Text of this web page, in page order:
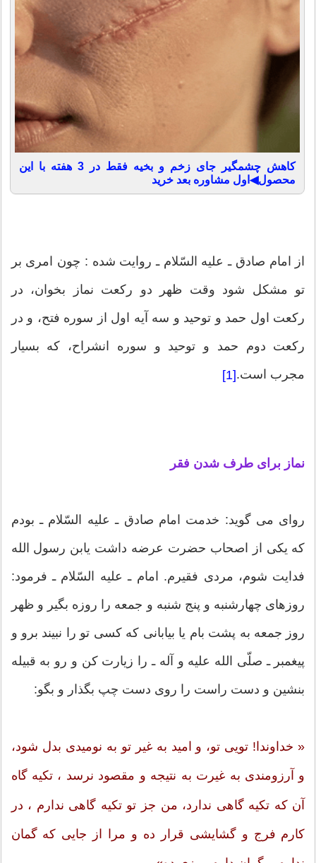
کاهش چشمگیر جای زخم و بخیه فقط در 3 هفته با این
محصول◀اول مشاوره بعد خرید
از امام صادق ـ علیه السّلام ـ روایت شده : چون امری بر
تو مشكل شود وقت ظهر دو ركعت نماز بخوان، در
ركعت اول حمد و توحید و سه آیه اول از سوره فتح، و در
ركعت دوم حمد و توحید و سوره انشراح، كه بسیار
مجرب است.[1]
نماز برای طرف شدن فقر
روای می گوید: خدمت امام صادق ـ علیه السّلام ـ بودم
كه یكی از اصحاب حضرت عرضه داشت یابن رسول الله
فدایت شوم، مردی فقیرم. امام ـ علیه السّلام ـ فرمود:
روزهای چهارشنبه و پنج شنبه و جمعه را روزه بگیر و ظهر
روز جمعه به پشت بام یا بیابانی كه كسی تو را نبیند برو و
پیغمبر ـ صلّی الله علیه و آله ـ را زیارت كن و رو به قبیله
بنشین و دست راست را روی دست چپ بگذار و بگو:
« خداوندا! تویی تو، و امید به غیر تو به نومیدی بدل شود،
و آرزومندی به غیرت به نتیجه و مقصود نرسد ، تكیه گاه
آن كه تكیه گاهی ندارد، من جز تو تكیه گاهی ندارم ، در
كارم فرج و گشایشی قرار ده و مرا از جایی كه گمان